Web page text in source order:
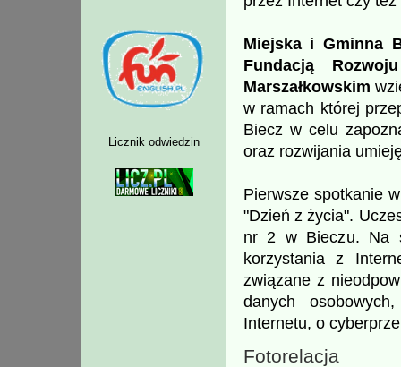
Licznik odwiedzin
Miejska i Gminna
Fundacją
Marszałkowskim
w ramach której
Biecz w celu
oraz rozwijania
Pierwsze spotkanie
"Dzień z życia".
nr 2 w Bieczu. Na
korzystania z
związane z
danych
Internetu, o
Fotorelacja